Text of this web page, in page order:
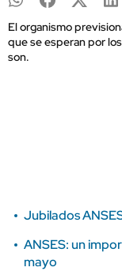
El organismo
que se esperan por
son.
Jubilados
ANSES: un
mayo